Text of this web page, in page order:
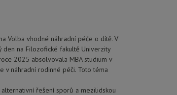
Volba vhodné náhradní péče o dítě. V
na Filozofické fakultě Univerzity
2025 absolvovala MBA studium v
v náhradní rodinné péči. Toto téma
řešení sporů a mezilidskou